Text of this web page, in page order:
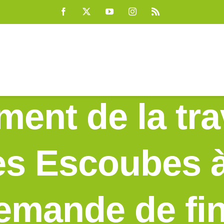
Facebook YouTubeInstagram
d’une
Georges
de la
Escoubes
de